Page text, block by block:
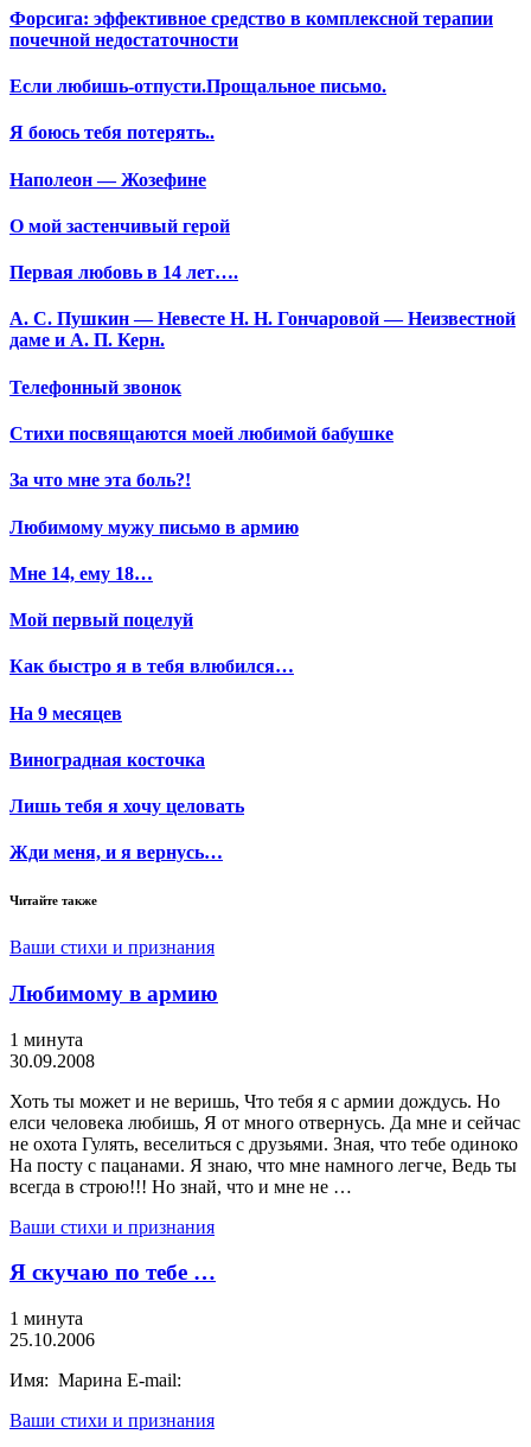
Форсига: эффективное средство в комплексной терапии
почечной недостаточности
Если любишь-отпусти.Прощальное письмо.
Я боюсь тебя потерять..
Наполеон — Жозефине
О мой застенчивый герой
Первая любовь в 14 лет….
А. С. Пушкин — Невесте Н. Н. Гончаровой — Неизвестной
даме и А. П. Керн.
Телефонный звонок
Стихи посвящаются моей любимой бабушке
За что мне эта боль?!
Любимому мужу письмо в армию
Мне 14, ему 18…
Мой первый поцелуй
Как быстро я в тебя влюбился…
На 9 месяцев
Виноградная косточка
Лишь тебя я хочу целовать
Жди меня, и я вернусь…
Читайте также
Ваши стихи и признания
Любимому в армию
1 минута
30.09.2008
Хоть ты может и не веришь, Что тебя я с армии дождусь. Но
елси человека любишь, Я от много отвернусь. Да мне и сейчас
не охота Гулять, веселиться с друзьями. Зная, что тебе одиноко
На посту с пацанами. Я знаю, что мне намного легче, Ведь ты
всегда в строю!!! Но знай, что и мне не …
Ваши стихи и признания
Я скучаю по тебе …
1 минута
25.10.2006
Имя: Марина E-mail:
Ваши стихи и признания